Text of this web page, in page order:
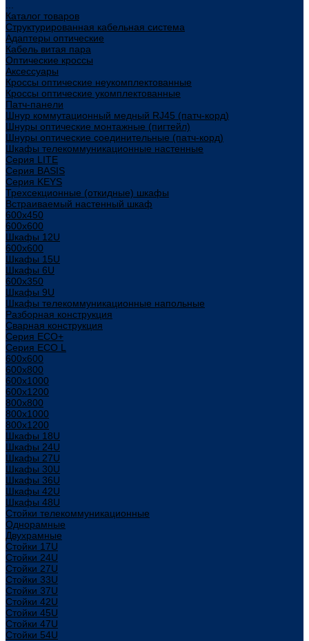
Каталог товаров
Структурированная кабельная система
Адаптеры оптические
Кабель витая пара
Оптические кроссы
Аксессуары
Кроссы оптические неукомплектованные
Кроссы оптические укомплектованные
Патч-панели
Шнур коммутационный медный RJ45 (патч-корд)
Шнуры оптические монтажные (пигтейл)
Шнуры оптические соединительные (патч-корд)
Шкафы телекоммуникационные настенные
Cерия LITE
Cерия BASIS
Cерия KEYS
Трехсекционные (откидные) шкафы
Встраиваемый настенный шкаф
600x450
600x600
Шкафы 12U
600x600
Шкафы 15U
Шкафы 6U
600x350
Шкафы 9U
Шкафы телекоммуникационные напольные
Разборная конструкция
Сварная конструкция
Серия ECO+
Серия ECO L
600x600
600x800
600х1000
600х1200
800x800
800х1000
800х1200
Шкафы 18U
Шкафы 24U
Шкафы 27U
Шкафы 30U
Шкафы 36U
Шкафы 42U
Шкафы 48U
Стойки телекоммуникационные
Однорамные
Двухрамные
Стойки 17U
Стойки 24U
Стойки 27U
Стойки 33U
Стойки 37U
Стойки 42U
Стойки 45U
Стойки 47U
Стойки 54U